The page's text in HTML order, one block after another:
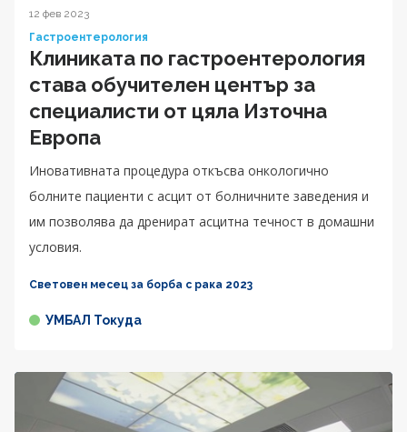
12 фев 2023
Гастроентерология
Клиниката по гастроентерология
става обучителен център за
специалисти от цяла Източна
Европа
Иновативната процедура откъсва онкологично
болните пациенти с асцит от болничните заведения и
им позволява да дренират асцитна течност в домашни
условия.
Световен месец за борба с рака 2023
УМБАЛ Токуда